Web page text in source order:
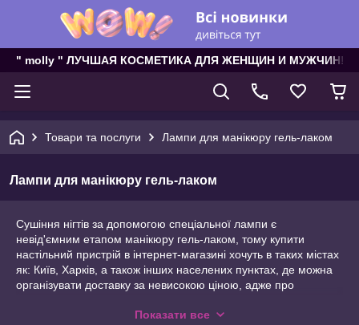
" molly " ЛУЧШАЯ КОСМЕТИКА ДЛЯ ЖЕНЩИН И МУЖЧИН!
Товари та послуги Лампи для манікюру гель-лаком
Лампи для манікюру гель-лаком
Сушіння нігтів за допомогою спеціальної лампи є
невід'ємним етапом манікюру гель-лаком, тому купити
настільний пристрій в інтернет-магазині хочуть в таких містах
як: Київ, Харків, а також інших населених пунктах, де можна
організувати доставку за невисокою ціною, адже про
Показати все